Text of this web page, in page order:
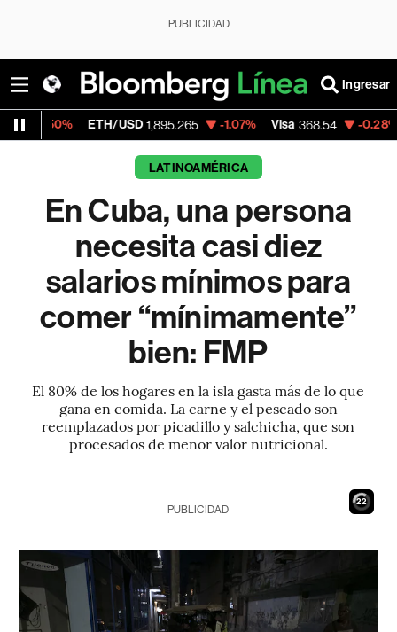
PUBLICIDAD
Ingresar
ETH/USD 1,895.265 -1.07% Visa 368.54 -0.28%
LATINOAMÉRICA
En Cuba, una persona
necesita casi diez
salarios mínimos para
comer “mínimamente”
bien: FMP
El 80% de los hogares en la isla gasta más de lo que
gana en comida. La carne y el pescado son
reemplazados por picadillo y salchicha, que son
procesados de menor valor nutricional.
21
PUBLICIDAD